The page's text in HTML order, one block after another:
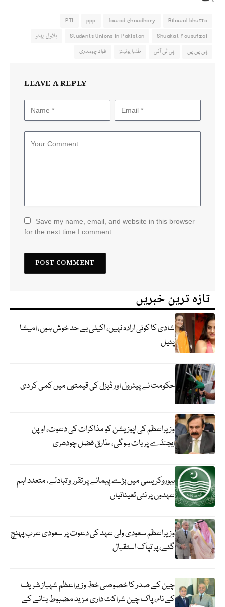
Bilawal bhutto
fawad chaudhary
ppp
PTI
Shuakat Yousufzai
Students Unions in Pakistan
بلاول بھٹو
پی پی پی
پی ٹی آئی طلبا یونینز فواد چوہدری
LEAVE A REPLY
Save my name, email, and website in this browser
for the next time I comment.
تازہ ترین خبریں
شادی کا کوئی ارادہ نہیں، اکیلی بے حد خوش ہوں، امیشا
پٹیل
حکومت نے پیٹرول اور ڈیزل کی قیمتوں میں کمی کر دی
وزیراعظم کی اپوزیشن کو مذاکرات کی دعوت، اوپن
ایجنڈے پر بات ہوگی، طارق فضل چودھری
بیوروکریسی میں بڑے پیمانے پر تقرر و تبادلے، متعدد اہم
عہدوں پر نئی تعیناتیاں
وزیراعظم سعودی ولی عہد کی دعوت پر سعودی عرب پہنچ
گئے، پر تپاک استقبال
چین کے صدر کا خصوصی خط وزیراعظم شہباز شریف
کے نام، پاک چین شراکت داری مزید مضبوط بنانے کے